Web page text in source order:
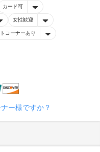
カード可
女性歓迎
コーナーあり
ー様ですか？